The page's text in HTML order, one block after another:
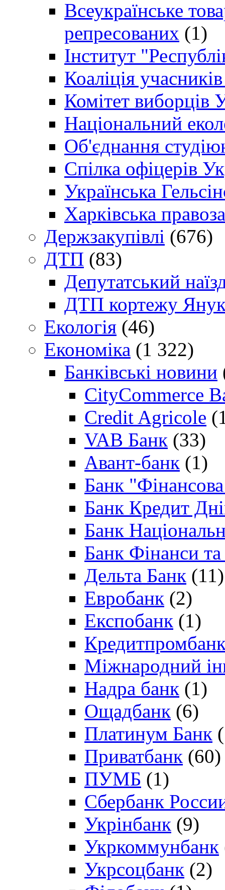
Всеукраїнське
репресованих (1)
Інститут
Коаліція
Комітет виборців
Національний
Об'єднання
Спілка офіцерів
Українська
Харківська
Держзакупівлі (676)
ДТП (83)
Депутатський
ДТП кортежу
Екологія (46)
Економіка (1 322)
Банківські новини
CityCommerce
Credit Agricole
VAB Банк (33)
Авант-банк (1)
Банк "Фінансова
Банк Кредит
Банк
Банк Фінанси
Дельта Банк (11)
Евробанк (2)
Експобанк (1)
Міжнародний
Надра банк (1)
Ощадбанк (6)
Платинум Банк
Приватбанк (60)
ПУМБ (1)
Сбербанк
Укрінбанк (9)
Укркоммунбанк
Укрсоцбанк (2)